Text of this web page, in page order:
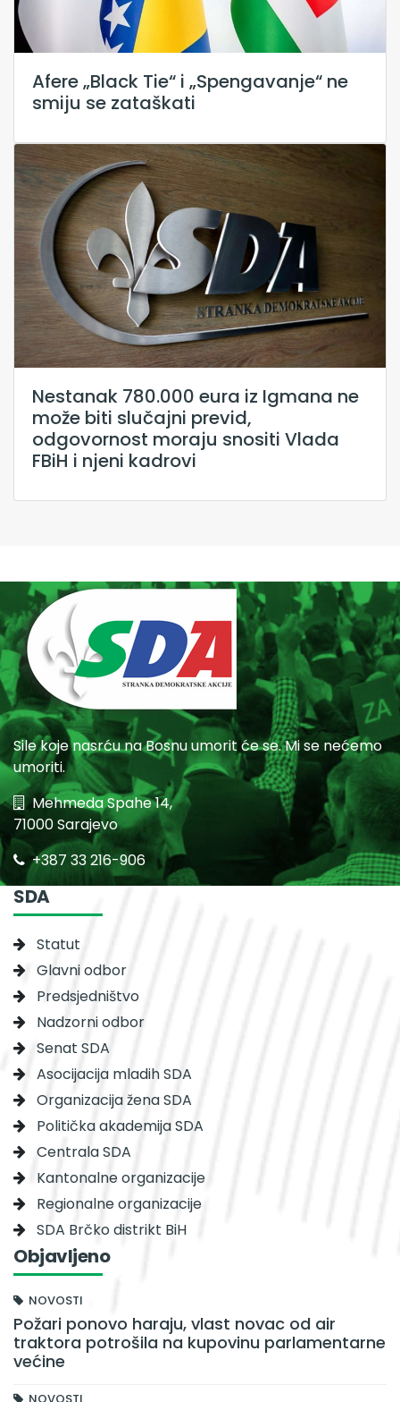
Afere „Black Tie“ i „Spengavanje“ ne
smiju se zataškati
Nestanak 780.000 eura iz Igmana ne
može biti slučajni previd,
odgovornost moraju snositi Vlada
FBiH i njeni kadrovi
Sile koje nasrću na Bosnu umorit će se. Mi se nećemo
umoriti.
Mehmeda Spahe 14,
71000 Sarajevo
+387 33 216-906
SDA
Statut
Glavni odbor
Predsjedništvo
Nadzorni odbor
Senat SDA
Asocijacija mladih SDA
Organizacija žena SDA
Politička akademija SDA
Centrala SDA
Kantonalne organizacije
Regionalne organizacije
SDA Brčko distrikt BiH
Objavljeno
NOVOSTI
Požari ponovo haraju, vlast novac od air
traktora potrošila na kupovinu parlamentarne
većine
NOVOSTI